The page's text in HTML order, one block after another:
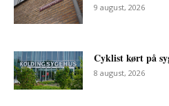
9 august, 2026
Cyklist kørt på
8 august, 2026